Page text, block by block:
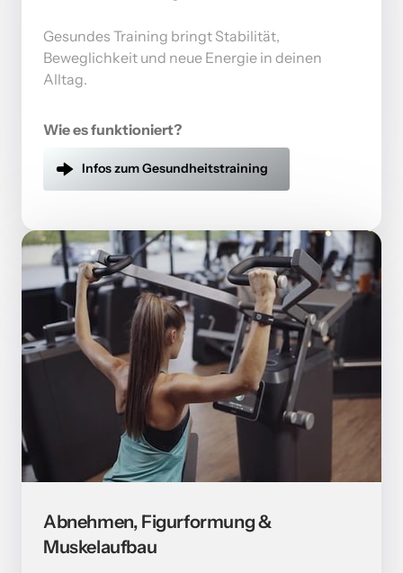
Gesundes Training bringt Stabilität,
Beweglichkeit und neue Energie in deinen
Alltag.
Wie es funktioniert?
Infos zum Gesundheitstraining
Abnehmen, Figurformung &
Muskelaufbau